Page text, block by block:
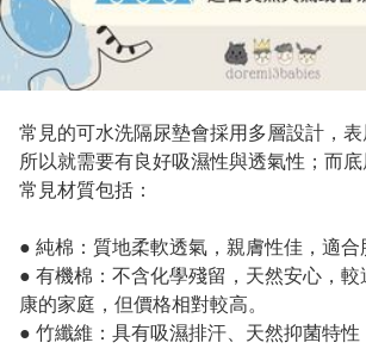
常見的可水洗隔尿墊會採用多層設計，表
所以就需要有良好吸濕性與透氣性；而底
常見材質包括：
● 純棉：質地柔軟透氣，親膚性佳，適合
● 有機棉：不含化學殘留，天然安心，
康的家庭，但價格相對較高。
● 竹纖維：具有吸濕排汗、天然抑菌特